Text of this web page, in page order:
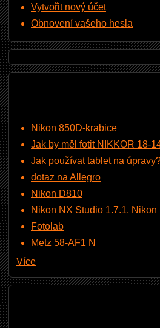
Vytvořit nový účet
Obnovení vašeho hesla
Nikon 850D-krabice
Jak by měl fotit NIKKOR 18-
Jak používat tablet na
dotaz na Allegro
Nikon D810
Nikon NX Studio 1.7.1,
Fotolab
Metz 58-AF1 N
Více